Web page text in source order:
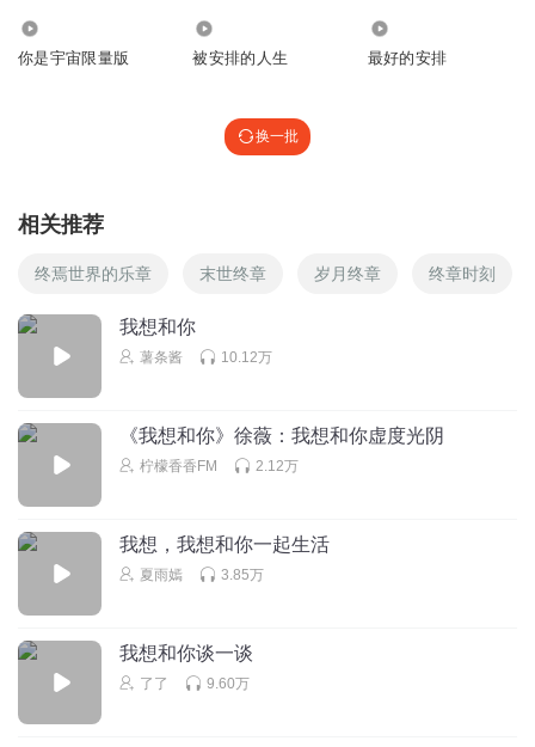
你是宇宙限量版 被安排的人生 最好的安排
换一批
相关推荐
终焉世界的乐章 末世终章 岁月终章 终章时刻
我想和你
薯条酱 10.12万
《我想和你》徐薇：我想和你虚度光阴
柠檬香香FM 2.12万
我想，我想和你一起生活
夏雨嫣 3.85万
我想和你谈一谈
了了 9.60万